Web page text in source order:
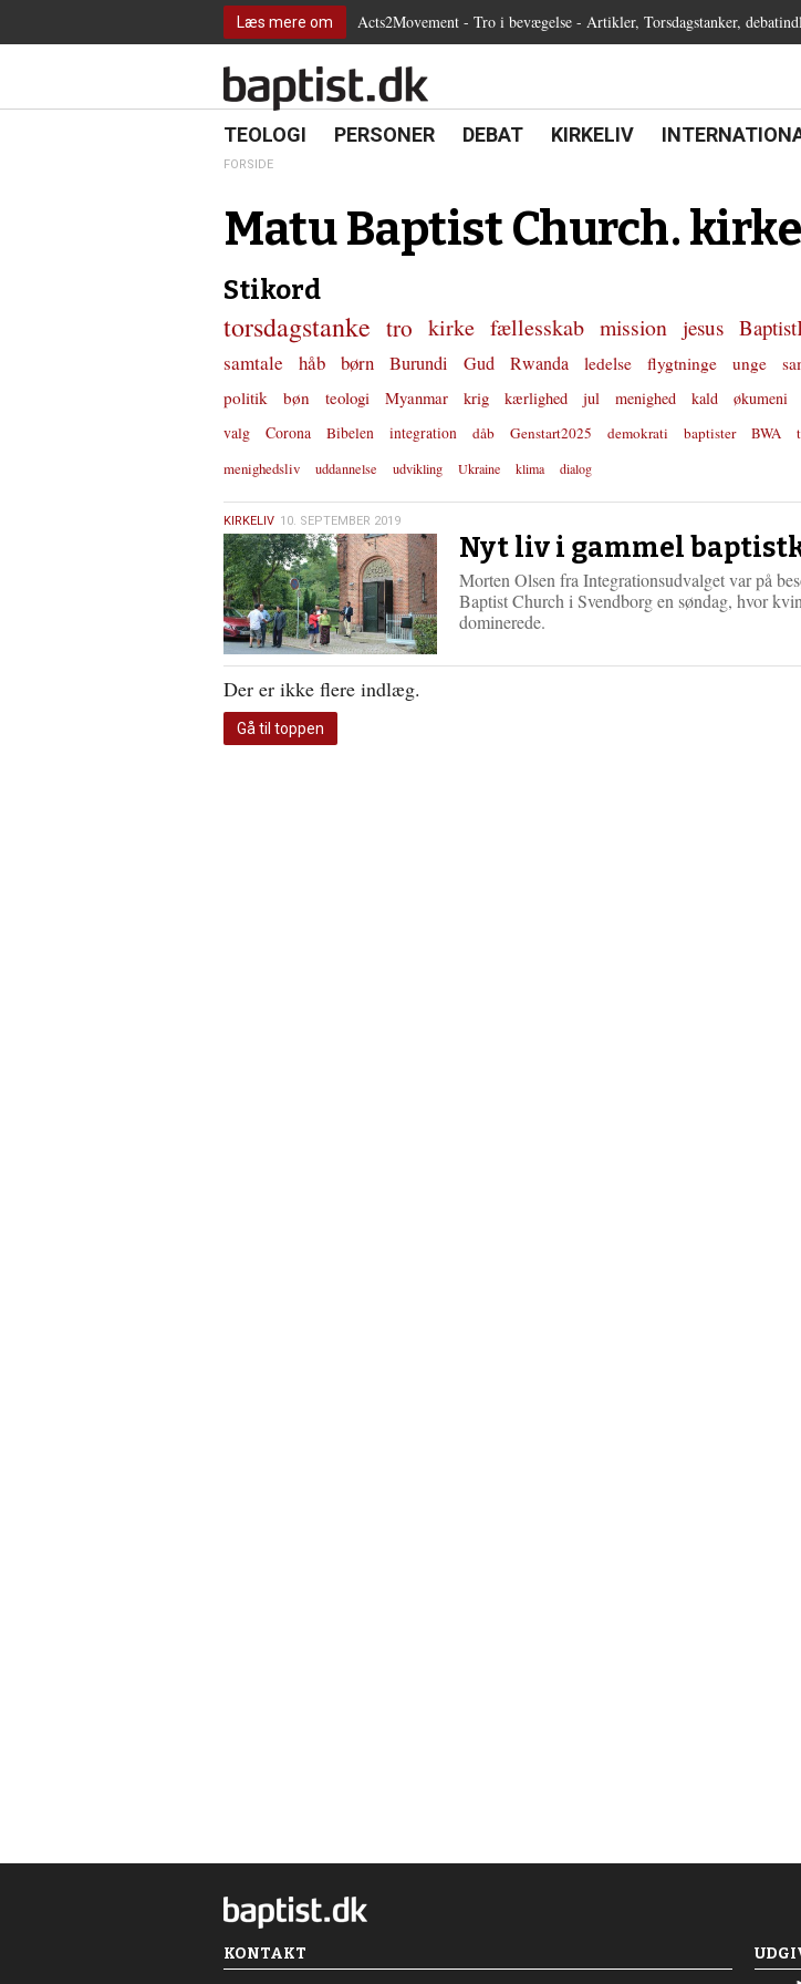
gå
for
6.0:
Internationalt
Læs mere om Acts2Movement - Tro i bevægelse - Artikler, Torsdagstanker,
18.0:
TEOLOGI 19.0:
PERSONER 20.0:
DEBAT 21.0:
KIRKELIV 22.0:
FORSIDE
Matu Baptist Church. kirke
Stikord
torsdagstanke tro kirke fællesskab mission jesus
samtale håb børn Burundi Gud Rwanda ledelse flygtninge unge
politik
bøn teologi Myanmar krig kærlighed jul menighed kald økumeni
valg
Corona Bibelen integration dåb Genstart2025 demokrati baptister BWA
menighedsliv
uddannelse udvikling Ukraine klima dialog
10.
september
2019
KIRKELIV 10. SEPTEMBER 2019
Nyt liv i gammel
Morten Olsen fra Integrationsudvalget var på
Baptist Church i Svendborg en søndag, hvor
dominerede.
Der er ikke flere indlæg.
Gå til toppen
KONTAKT